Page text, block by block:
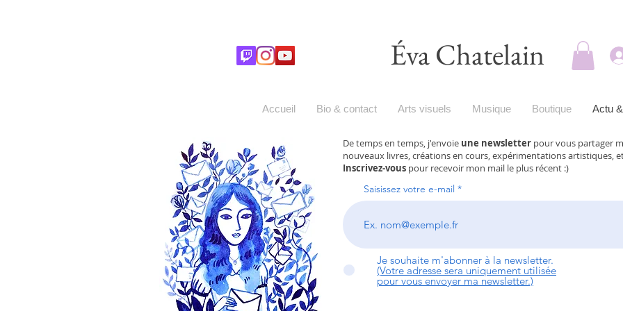
Éva Chatelain
Accueil Bio & contact Arts visuels Musique Boutique Actu
De temps en temps, j'envoie une newsletter pour vous partager
nouveaux livres, créations en cours, expérimentations artistiques,
Inscrivez-vous pour recevoir mon mail le plus récent :)
Saisissez votre e-mail
Je souhaite m'abonner à la newsletter.
(Votre adresse sera uniquement utilisée
pour vous envoyer ma newsletter.)